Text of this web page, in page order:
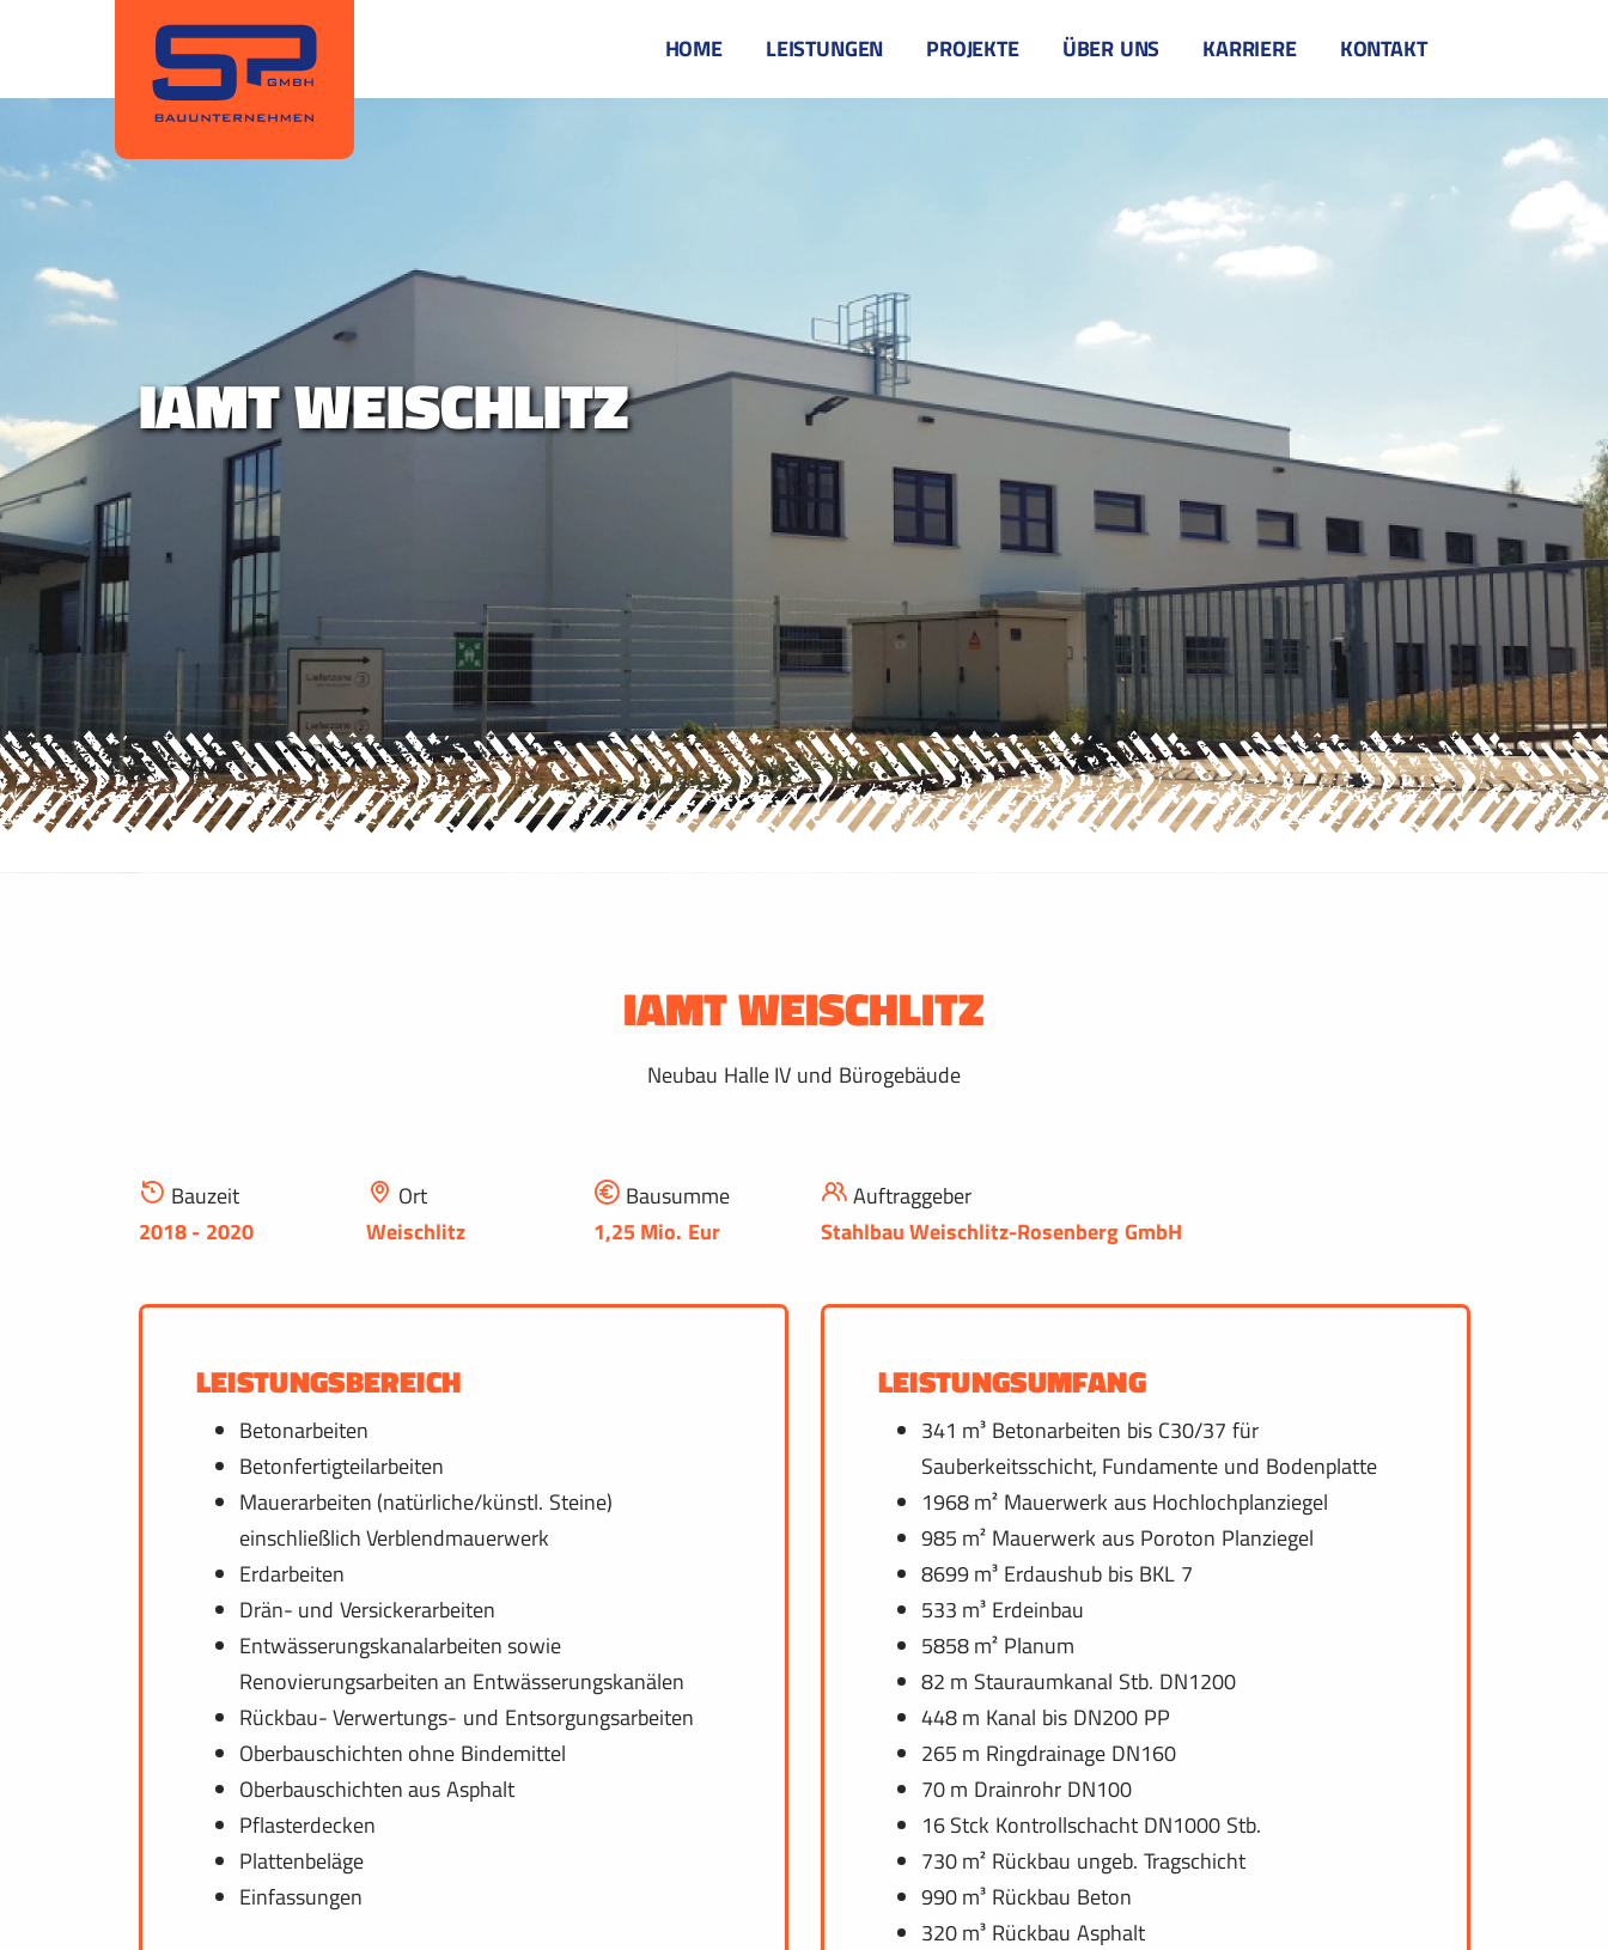
HOME LEISTUNGEN PROJEKTE ÜBER UNS KARRIERE KONTAKT
IAMT WEISCHLITZ
IAMT WEISCHLITZ
Neubau Halle IV und Bürogebäude
Bauzeit
2018 - 2020
Ort
Weischlitz
Bausumme
1,25 Mio. Eur
Auftraggeber
Stahlbau Weischlitz-Rosenberg GmbH
LEISTUNGSBEREICH
Betonarbeiten
Betonfertigteilarbeiten
Mauerarbeiten (natürliche/künstl. Steine)
einschließlich Verblendmauerwerk
Erdarbeiten
Drän- und Versickerarbeiten
Entwässerungskanalarbeiten sowie
Renovierungsarbeiten an Entwässerungskanälen
Rückbau- Verwertungs- und Entsorgungsarbeiten
Oberbauschichten ohne Bindemittel
Oberbauschichten aus Asphalt
Pflasterdecken
Plattenbeläge
Einfassungen
LEISTUNGSUMFANG
341 m³ Betonarbeiten bis C30/37 für
Sauberkeitsschicht, Fundamente und Bodenplatte
1968 m² Mauerwerk aus Hochlochplanziegel
985 m² Mauerwerk aus Poroton Planziegel
8699 m³ Erdaushub bis BKL 7
533 m³ Erdeinbau
5858 m² Planum
82 m Stauraumkanal Stb. DN1200
448 m Kanal bis DN200 PP
265 m Ringdrainage DN160
70 m Drainrohr DN100
16 Stck Kontrollschacht DN1000 Stb.
730 m² Rückbau ungeb. Tragschicht
990 m³ Rückbau Beton
320 m³ Rückbau Asphalt